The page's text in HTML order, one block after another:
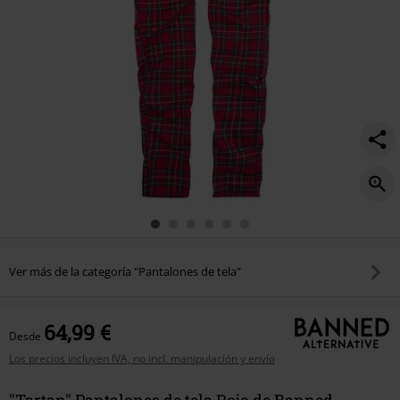
Ver más de la categoría "Pantalones de tela"
Desde 64,99 €
Los precios incluyen IVA, no incl. manipulación y envío